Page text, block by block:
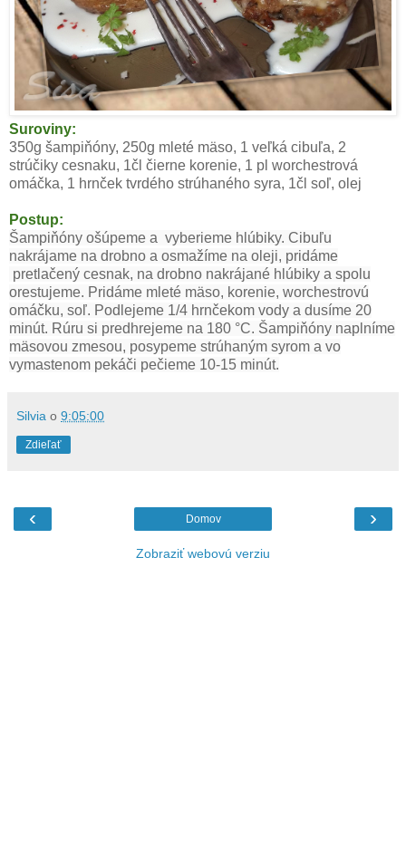
Suroviny:
350g šampiňóny, 250g mleté mäso, 1 veľká cibuľa, 2
strúčiky cesnaku, 1čl čierne korenie, 1 pl worchestrová
omáčka, 1 hrnček tvrdého strúhaného syra, 1čl soľ, olej
Postup:
Šampiňóny ošúpeme a vyberieme hlúbiky. Cibuľu
nakrájame na drobno a osmažíme na oleji, pridáme
pretlačený cesnak, na drobno nakrájané hlúbiky a spolu
orestujeme. Pridáme mleté mäso, korenie, worchestrovú
omáčku, soľ. Podlejeme 1/4 hrnčekom vody a dusíme 20
minút. Rúru si predhrejeme na 180 °C. Šampiňóny naplníme
mäsovou zmesou, posypeme strúhaným syrom a vo
vymastenom pekáči pečieme 10-15 minút.
Silvia o 9:05:00
Zdieľať
‹ ›
Domov
Zobraziť webovú verziu